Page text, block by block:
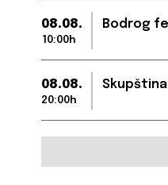
08.08.
10:00h
Bodrog
08.08.
20:00h